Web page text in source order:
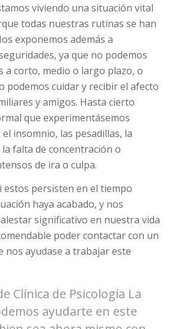
viviendo una situación vital
todas nuestras rutinas se han
exponemos además a
ya que no podemos
a corto, medio o largo plazo, o
podemos cuidar y recibir el afecto
y amigos. Hasta cierto
que experimentásemos
insomnio, las pesadillas, la
falta de concentración o
de ira o culpa.
estos persisten en el tiempo
haya acabado, y nos
significativo en nuestra vida
poder contactar con un
nos ayudase a trabajar este
Clínica de Psicología La
ayudarte en este